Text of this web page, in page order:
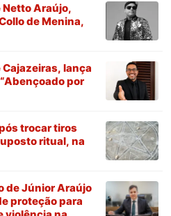
Araújo,
de Menina,
lança
por
trocar tiros
ritual, na
de Júnior Araújo
proteção para